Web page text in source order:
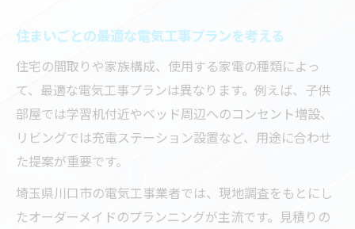
住まいごとの最適な電気工事プランを考える
住宅の間取りや家族構成、使用する家電の種類によっ
て、最適な電気工事プランは異なります。例えば、子供
部屋では学習机付近やベッド周辺へのコンセント増設、
リビングでは充電ステーション設置など、用途に合わせ
た提案が重要です。
埼玉県川口市の電気工事業者では、現地調査をもとにし
たオーダーメイドのプランニングが主流です。見積りの